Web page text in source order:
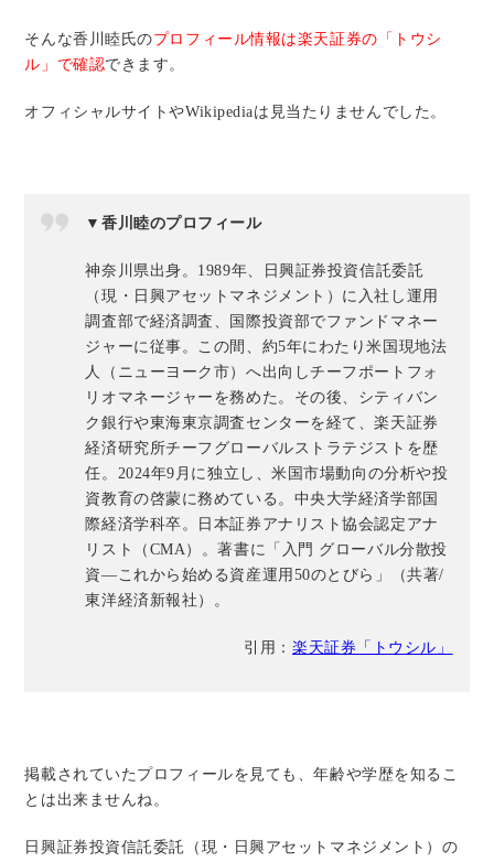
そんな香川睦氏のプロフィール情報は楽天証券の「トウシ
ル」で確認できます。
オフィシャルサイトやWikipediaは見当たりませんでした。
▼香川睦のプロフィール
神奈川県出身。1989年、日興証券投資信託委託
（現・日興アセットマネジメント）に入社し運用
調査部で経済調査、国際投資部でファンドマネー
ジャーに従事。この間、約5年にわたり米国現地法
人（ニューヨーク市）へ出向しチーフポートフォ
リオマネージャーを務めた。その後、シティバン
ク銀行や東海東京調査センターを経て、楽天証券
経済研究所チーフグローバルストラテジストを歴
任。2024年9月に独立し、米国市場動向の分析や投
資教育の啓蒙に務めている。中央大学経済学部国
際経済学科卒。日本証券アナリスト協会認定アナ
リスト（CMA）。著書に「入門 グローバル分散投
資―これから始める資産運用50のとびら」（共著/
東洋経済新報社）。
引用： 楽天証券「トウシル」
掲載されていたプロフィールを見ても、年齢や学歴を知るこ
とは出来ませんね。
日興証券投資信託委託（現・日興アセットマネジメント）の